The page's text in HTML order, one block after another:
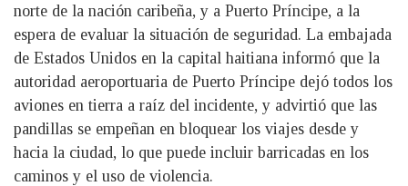
norte de la nación caribeña, y a Puerto Príncipe, a la
espera de evaluar la situación de seguridad. La embajada
de Estados Unidos en la capital haitiana informó que la
autoridad aeroportuaria de Puerto Príncipe dejó todos los
aviones en tierra a raíz del incidente, y advirtió que las
pandillas se empeñan en bloquear los viajes desde y
hacia la ciudad, lo que puede incluir barricadas en los
caminos y el uso de violencia.